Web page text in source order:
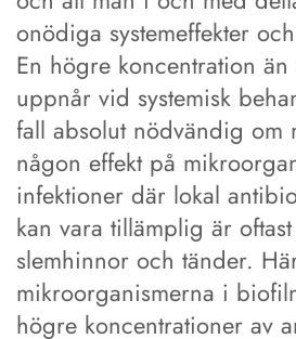
onödiga systemeffekter
En högre koncentration
uppnår vid systemisk
fall absolut nödvändig om
någon effekt på
infektioner där lokal
kan vara tillämplig är
slemhinnor och tänder.
mikroorganismerna i
högre koncentrationer av